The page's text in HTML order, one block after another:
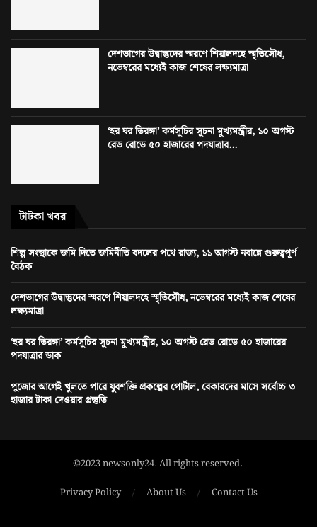
দেশভাগের উদ্বাস্তুদের স্মরণে শিয়ালদহে স্মৃতিসৌধ,
নভেম্বরের মধ্যেই কাজ শেষের লক্ষ্যমাত্রা
‘হর ঘর তিরঙ্গা’ কর্মসূচির সূচনা মুখ্যমন্ত্রীর, ১০ অগস্ট
রেড রোডে ৫০ হাজারের পদযাত্রার...
টাটকা খবর
শিল্প সংস্থাকে জমি দিতে জমিনীতি বদলের পথে রাজ্য, ১১ আগস্ট নবান্নে গুরুত্বপূর্ণ
বৈঠক
দেশভাগের উদ্বাস্তুদের স্মরণে শিয়ালদহে স্মৃতিসৌধ, নভেম্বরের মধ্যেই কাজ শেষের
লক্ষ্যমাত্রা
‘হর ঘর তিরঙ্গা’ কর্মসূচির সূচনা মুখ্যমন্ত্রীর, ১০ অগস্ট রেড রোডে ৫০ হাজারের
পদযাত্রার ডাক
পুজোর আগেই খুলতে পারে যুবশক্তি প্রকল্পের পোর্টাল, বেকারদের মাসে সর্বোচ্চ ৩
হাজার টাকা দেওয়ার প্রস্তুতি
©2023 newsonly24. All rights reserved.
Privacy Policy
About Us Contact Us